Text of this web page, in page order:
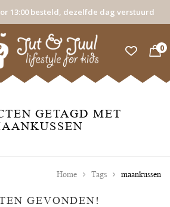
13:00 besteld, dezelfde dag verstuurd
0
GETAGD MET
Home Tags maankussen
GEVONDEN!